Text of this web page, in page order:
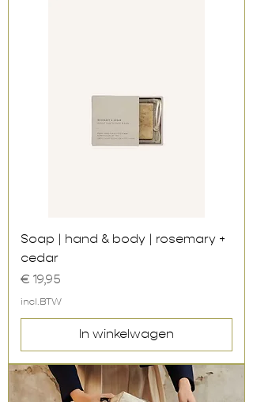
Soap | hand & body | rosemary +
cedar
Prijs
€ 19,95
incl.BTW
In winkelwagen